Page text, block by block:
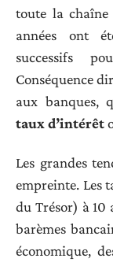
toute la chaîne
années ont
successifs
Conséquence
aux banques,
taux d’intérêt
Les grandes
empreinte. Les
du Trésor) à 10
barèmes
économique,